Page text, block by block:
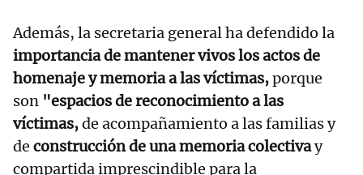
Además, la secretaria general ha defendido la
importancia de mantener vivos los actos de
homenaje y memoria a las víctimas,porque
son "espacios de reconocimiento a las
víctimas,de acompañamiento a las familias y
de construcción de una memoria colectivay
compartida imprescindible para la